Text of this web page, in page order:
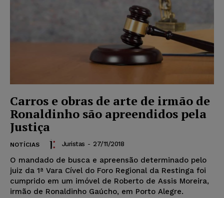
Carros e obras de arte de irmão de
Ronaldinho são apreendidos pela
Justiça
NOTÍCIAS Juristas - 27/11/2018
O mandado de busca e apreensão determinado pelo
juiz da 1ª Vara Cível do Foro Regional da Restinga foi
cumprido em um imóvel de Roberto de Assis Moreira,
irmão de Ronaldinho Gaúcho, em Porto Alegre.